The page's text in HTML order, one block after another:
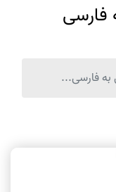
فارسی